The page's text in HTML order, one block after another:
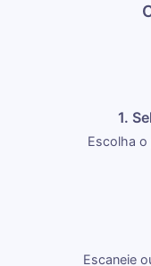
1.
Escolha
Escaneie